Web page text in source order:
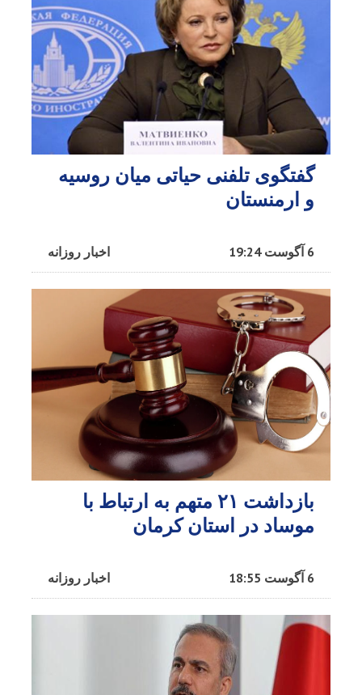
گفتگوی تلفنی حیاتی میان روسیه
و ارمنستان
اخبار روزانه 6 آگوست 19:24
بازداشت ۲۱ متهم به ارتباط با
موساد در استان کرمان
اخبار روزانه 6 آگوست 18:55